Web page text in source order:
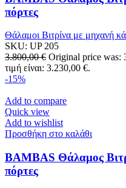
πόρτες
Θάλαμοι Βιτρίνα με μηχανή
SKU: UP 205
3.800,00€ Original price was:
τιμή είναι: 3.230,00 €.
-15%
Add to compare
Quick view
Add to wishlist
Προσθήκη στο καλάθι
BAMBAS Θάλαμος
πόρτες